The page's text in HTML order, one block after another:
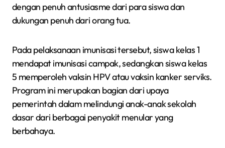
dengan penuh antusiasme dari para siswa dan
dukungan penuh dari orang tua.
Pada pelaksanaan imunisasi tersebut, siswa kelas 1
mendapat imunisasi campak, sedangkan siswa kelas
5 memperoleh vaksin HPV atau vaksin kanker serviks.
Program ini merupakan bagian dari upaya
pemerintah dalam melindungi anak-anak sekolah
dasar dari berbagai penyakit menular yang
berbahaya.